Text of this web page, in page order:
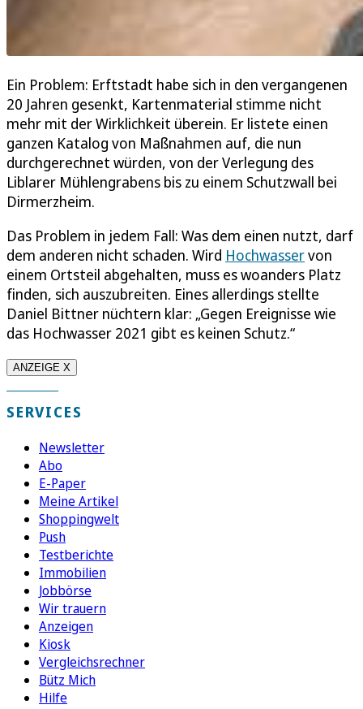
Ein Problem: Erftstadt habe sich in den vergangenen
20 Jahren gesenkt, Kartenmaterial stimme nicht
mehr mit der Wirklichkeit überein. Er listete einen
ganzen Katalog von Maßnahmen auf, die nun
durchgerechnet würden, von der Verlegung des
Liblarer Mühlengrabens bis zu einem Schutzwall bei
Dirmerzheim.
Das Problem in jedem Fall: Was dem einen nutzt, darf
dem anderen nicht schaden. Wird Hochwasservon
einem Ortsteil abgehalten, muss es woanders Platz
finden, sich auszubreiten. Eines allerdings stellte
Daniel Bittner nüchtern klar: „Gegen Ereignisse wie
das Hochwasser 2021 gibt es keinen Schutz.“
ANZEIGE X
SERVICES
Newsletter
Abo
E-Paper
Meine Artikel
Shoppingwelt
Push
Testberichte
Immobilien
Jobbörse
Wir trauern
Anzeigen
Kiosk
Vergleichsrechner
Bütz Mich
Hilfe